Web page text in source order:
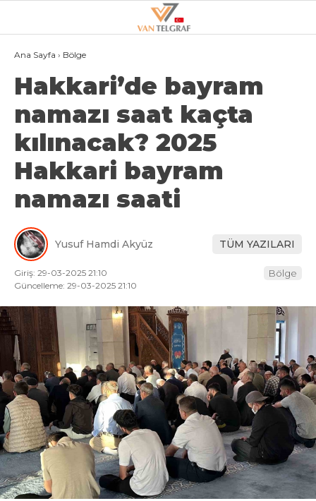
WhatsApp İhbar
Hattı
Facebook
19.4°
GALERİ VİDEO
VAN
BÖLGE
3.SAYFA
GÜNDEM
SPOR
EKONOMI
MAGAZIN
POLITIKA
EĞITIM
DIĞER
Ana Sayfa › Bölge
Hakkari’de bayram
namazı saat kaçta
kılınacak? 2025
Hakkari bayram
namazı saati
Yusuf Hamdi Akyüz TÜM YAZILARI
Giriş: 29-03-2025 21:10
Güncelleme: 29-03-2025 21:10
Bölge